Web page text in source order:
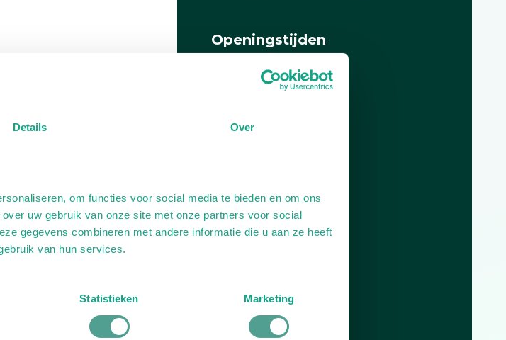
Details Over
om functies voor social media te bieden en om ons
uw gebruik van onze site met onze partners voor social
gegevens combineren met andere informatie die u aan ze heeft
van hun services.
Statistieken Marketing
Openingstijden